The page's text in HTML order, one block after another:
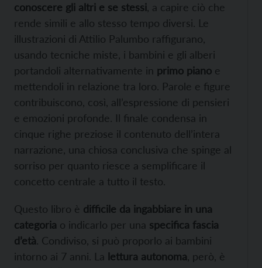
conoscere gli altri e se stessi , a capire ciò che
rende simili e allo stesso tempo diversi. Le
illustrazioni di Attilio Palumbo raffigurano,
usando tecniche miste, i bambini e gli alberi
portandoli alternativamente in primo piano e
mettendoli in relazione tra loro. Parole e figure
contribuiscono, così, all’espressione di pensieri
e emozioni profonde. Il finale condensa in
cinque righe preziose il contenuto dell’intera
narrazione, una chiosa conclusiva che spinge al
sorriso per quanto riesce a semplificare il
concetto centrale a tutto il testo.
Questo libro è difficile da ingabbiare in una
categoria o indicarlo per una specifica fascia
d’età. Condiviso, si può proporlo ai bambini
intorno ai 7 anni. La lettura autonoma , però, è